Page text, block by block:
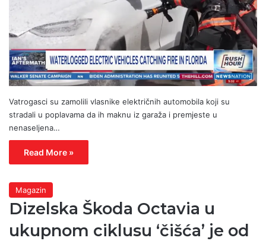
Vatrogasci su zamolili vlasnike električnih automobila koji su
stradali u poplavama da ih maknu iz garaža i premjeste u
nenaseljena…
Read More »
Magazin
Dizelska Škoda Octavia u
ukupnom ciklusu ‘čišća’ je od